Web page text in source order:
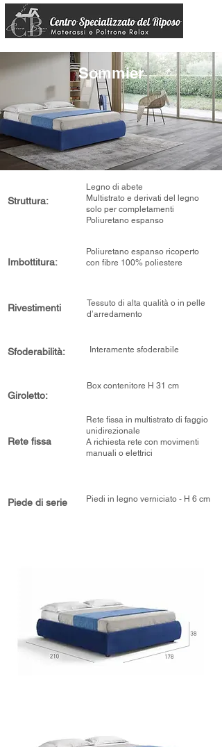
Sommier
Struttura:
Imbottitura:
Rivestimenti
Sfoderabilità:
Giroletto:
Rete fissa
Piede di serie
Legno di abete
Multistrato e derivati del legno
solo per completamenti
Poliuretano espanso
Poliuretano espanso ricoperto
con fibre 100% poliestere
Tessuto di alta qualità o in pelle
d’arredamento
Interamente sfoderabile
Box contenitore H 31 cm
Rete fissa in multistrato di faggio
unidirezionale
A richiesta rete con movimenti
manuali o elettrici
Piedi in legno verniciato - H 6 cm